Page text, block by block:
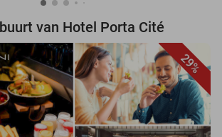
van Hotel Porta Cité
29%